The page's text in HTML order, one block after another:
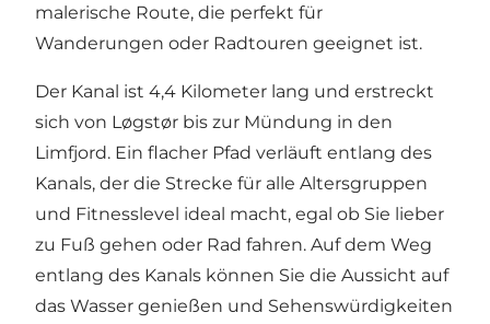
malerische Route, die perfekt für
Wanderungen oder Radtouren geeignet ist.
Der Kanal ist 4,4 Kilometer lang und erstreckt
sich von Løgstør bis zur Mündung in den
Limfjord. Ein flacher Pfad verläuft entlang des
Kanals, der die Strecke für alle Altersgruppen
und Fitnesslevel ideal macht, egal ob Sie lieber
zu Fuß gehen oder Rad fahren. Auf dem Weg
entlang des Kanals können Sie die Aussicht auf
das Wasser genießen und Sehenswürdigkeiten